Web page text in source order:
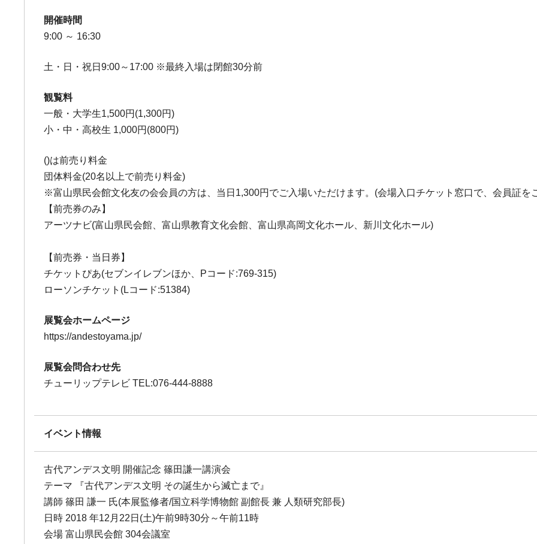
開催時間
9:00 ～ 16:30
土・日・祝日9:00～17:00 ※最終入場は閉館30分前
観覧料
一般・大学生1,500円(1,300円)
小・中・高校生 1,000円(800円)
()は前売り料金
団体料金(20名以上で前売り料金)
※富山県民会館文化友の会会員の方は、当日1,300円でご入場いただけます。(会場入口チケット窓口で、会員証を
【前売券のみ】
アーツナビ(富山県民会館、富山県教育文化会館、富山県高岡文化ホール、新川文化ホール)
【前売券・当日券】
チケットぴあ(セブンイレブンほか、Pコード:769-315)
ローソンチケット(Lコード:51384)
展覧会ホームページ
https://andestoyama.jp/
展覧会問合わせ先
チューリップテレビ TEL:076-444-8888
イベント情報
古代アンデス文明 開催記念 篠田謙一講演会
テーマ 『古代アンデス文明 その誕生から滅亡まで』
講師 篠田 謙一 氏(本展監修者/国立科学博物館 副館長 兼 人類研究部長)
日時 2018 年12月22日(土)午前9時30分～午前11時
会場 富山県民会館 304会議室